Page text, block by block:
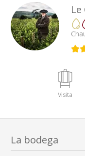
Visita
La bodega